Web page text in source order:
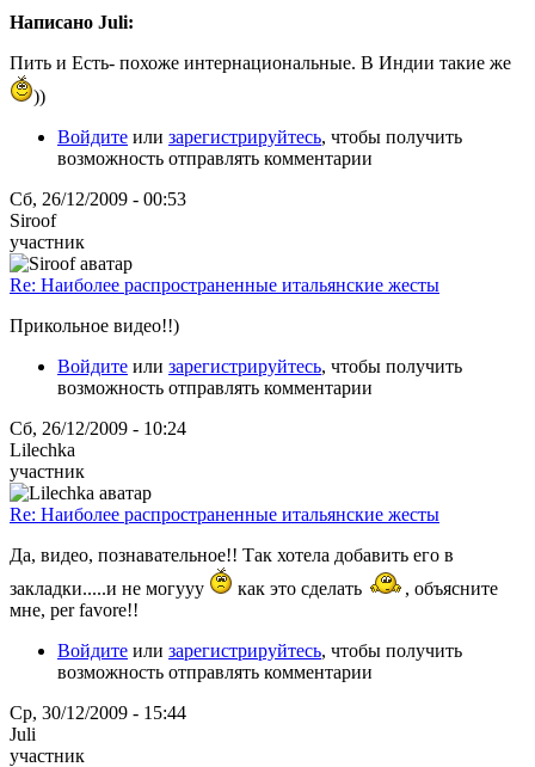
Написано Juli:
Пить и Есть- похоже интернациональные. В Индии такие же
))
Войдите или зарегистрируйтесь, чтобы получить
возможность отправлять комментарии
Сб, 26/12/2009 - 00:53
Siroof
участник
Re: Наиболее распространенные итальянские жесты
Прикольное видео!!)
Войдите или зарегистрируйтесь, чтобы получить
возможность отправлять комментарии
Сб, 26/12/2009 - 10:24
Lilechka
участник
Re: Наиболее распространенные итальянские жесты
Да, видео, познавательное!! Так хотела добавить его в
закладки.....и не могууу
как это сделать
, объясните
мне, per favore!!
Войдите или зарегистрируйтесь, чтобы получить
возможность отправлять комментарии
Ср, 30/12/2009 - 15:44
Juli
участник